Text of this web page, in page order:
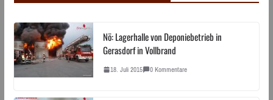
Nö: Lagerhalle von Deponiebetrieb in
Gerasdorf in Vollbrand
18. Juli 2015 0 Kommentare